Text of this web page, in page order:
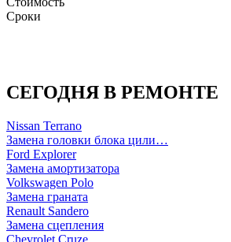
Сроки
СЕГОДНЯ В РЕМОНТЕ
Nissan Terrano
Замена головки блока цили…
Ford Explorer
Замена амортизатора
Volkswagen Polo
Замена граната
Renault Sandero
Замена сцепления
Chevrolet Cruze